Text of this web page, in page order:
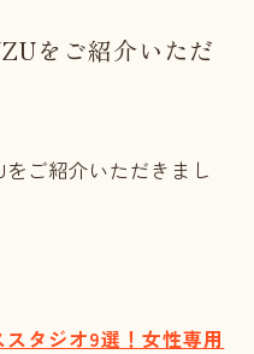
をご紹介いただ
をご紹介いただきまし
タジオ9選！女性専用